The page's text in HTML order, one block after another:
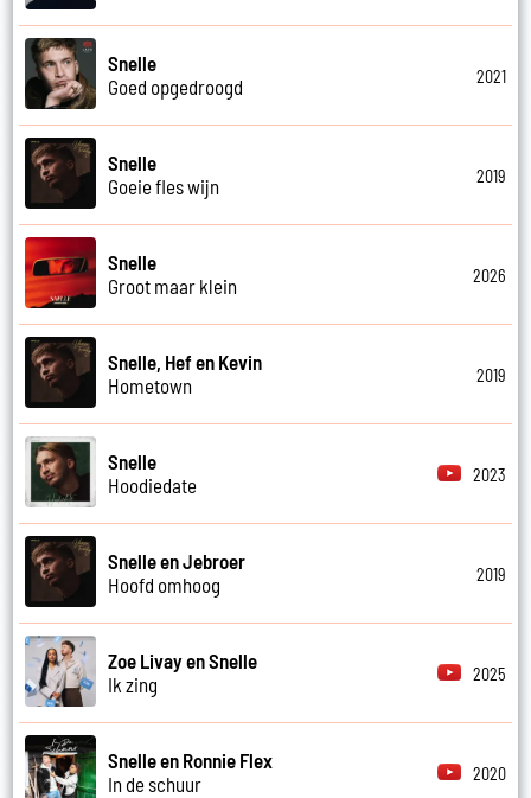
Snelle
Goed opgedroogd
2021
Snelle
Goeie fles wijn
2019
Snelle
Groot maar klein
2026
Snelle, Hef en Kevin
Hometown
2019
Snelle
Hoodiedate
2023
Snelle en Jebroer
Hoofd omhoog
2019
Zoe Livay en Snelle
Ik zing
2025
Snelle en Ronnie Flex
In de schuur
2020